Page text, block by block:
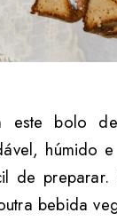
este bolo
húmido
de preparar.
bebida